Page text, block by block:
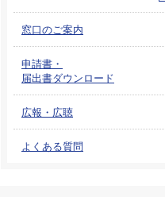
窓口のご案内
申請書・
届出書ダウンロード
広報・広聴
よくある質問